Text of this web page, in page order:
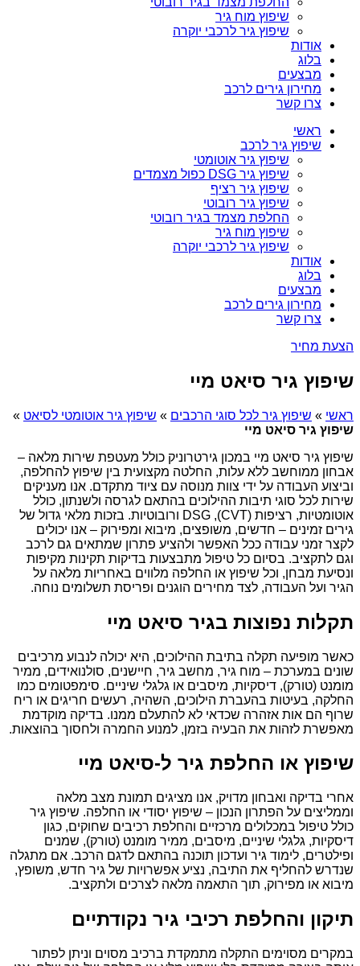
שיפוץ מוח גיר
שיפוץ גיר לרכבי יוקרה
אודות
בלוג
מבצעים
מחירון גירים לרכב
צרו קשר
ראשי
שיפוץ גיר לרכב
שיפוץ גיר אוטומטי
שיפוץ גיר DSG כפול מצמדים
שיפוץ גיר רציף
שיפוץ גיר רובוטי
החלפת מצמד בגיר רובוטי
שיפוץ מוח גיר
שיפוץ גיר לרכבי יוקרה
אודות
בלוג
מבצעים
מחירון גירים לרכב
צרו קשר
הצעת מחיר
שיפוץ גיר סיאט מיי
ראשי » שיפוץ גיר לכל סוגי הרכבים » שיפוץ גיר אוטומטי לסיאט »
שיפוץ גיר סיאט מיי
שיפוץ גיר סיאט מיי במכון גירטרוניק כולל מעטפת שירות מלאה –
אבחון ממוחשב ללא עלות, החלטה מקצועית בין שיפוץ להחלפה,
וביצוע העבודה על ידי צוות מנוסה עם ציוד מתקדם. אנו מעניקים
שירות לכל סוגי תיבות ההילוכים בהתאם לגרסה ולשנתון, כולל
אוטומטיות, רציפות (CVT), DSG ורובוטיות. בזכות מלאי גדול של
גירים זמינים – חדשים, משופצים, מיבוא ומפירוק – אנו יכולים
לקצר זמני עבודה ככל האפשר ולהציע פתרון שמתאים גם לרכב
וגם לתקציב. בסיום כל טיפול מתבצעות בדיקות תקינות מקיפות
ונסיעת מבחן, וכל שיפוץ או החלפה מלווים באחריות מלאה על
הגיר ועל העבודה, לצד מחירים הוגנים ופריסת תשלומים נוחה.
תקלות נפוצות בגיר סיאט מיי
כאשר מופיעה תקלה בתיבת ההילוכים, היא יכולה לנבוע מרכיבים
שונים במערכת – מוח גיר, מחשב גיר, חיישנים, סולנואידים, ממיר
מומנט (טורק), דיסקיות, מיסבים או גלגלי שיניים. סימפטומים כמו
החלקה, בעיטות בהעברת הילוכים, השהיה, רעשים חריגים או ריח
שרוף הם אות אזהרה שכדאי לא להתעלם ממנו. בדיקה מוקדמת
מאפשרת לזהות את הבעיה בזמן, למנוע החמרה ולחסוך בהוצאות.
שיפוץ או החלפת גיר ל-סיאט מיי
אחרי בדיקה ואבחון מדויק, אנו מציגים תמונת מצב מלאה
וממליצים על הפתרון הנכון – שיפוץ יסודי או החלפה. שיפוץ גיר
כולל טיפול במכלולים מרכזיים והחלפת רכיבים שחוקים, כגון
דיסקיות, גלגלי שיניים, מיסבים, ממיר מומנט (טורק), שמנים
ופילטרים, לימוד גיר ועדכון תוכנה בהתאם לדגם הרכב. אם מתגלה
שנדרש להחליף את התיבה, נציע אפשרויות של גיר חדש, משופץ,
מיבוא או מפירוק, תוך התאמה מלאה לצרכים ולתקציב.
תיקון והחלפת רכיבי גיר נקודתיים
במקרים מסוימים התקלה מתמקדת ברכיב מסוים וניתן לפתור